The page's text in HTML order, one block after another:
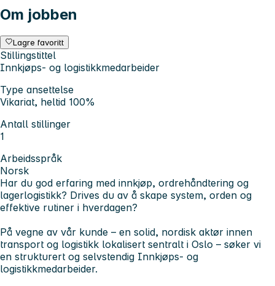
Om jobben
Lagre favoritt
Stillingstittel
Innkjøps- og logistikkmedarbeider
Type ansettelse
Vikariat, heltid 100%
Antall stillinger
1
Arbeidsspråk
Norsk
Har du god erfaring med innkjøp, ordrehåndtering og
lagerlogistikk? Drives du av å skape system, orden og
effektive rutiner i hverdagen?
På vegne av vår kunde – en solid, nordisk aktør innen
transport og logistikk lokalisert sentralt i Oslo – søker vi
en strukturert og selvstendig Innkjøps- og
logistikkmedarbeider.